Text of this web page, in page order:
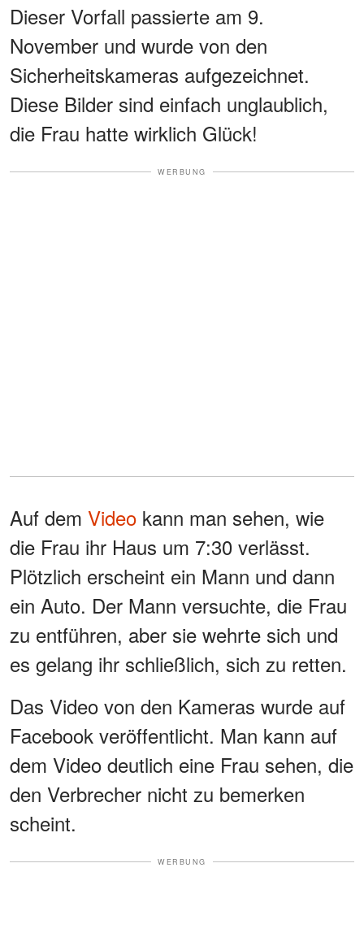
Dieser Vorfall passierte am 9.
November und wurde von den
Sicherheitskameras aufgezeichnet.
Diese Bilder sind einfach unglaublich,
die Frau hatte wirklich Glück!
WERBUNG
Auf dem Video kann man sehen, wie
die Frau ihr Haus um 7:30 verlässt.
Plötzlich erscheint ein Mann und dann
ein Auto. Der Mann versuchte, die Frau
zu entführen, aber sie wehrte sich und
es gelang ihr schließlich, sich zu retten.
Das Video von den Kameras wurde auf
Facebook veröffentlicht. Man kann auf
dem Video deutlich eine Frau sehen, die
den Verbrecher nicht zu bemerken
scheint.
WERBUNG